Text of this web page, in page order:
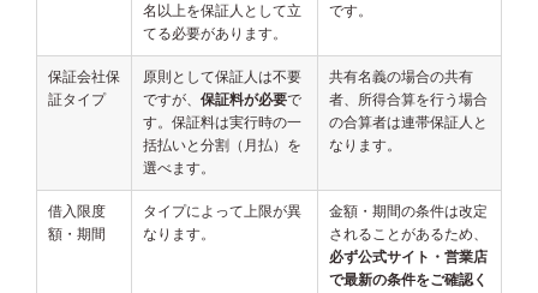
名以上を保証人として立
てる必要があります。
です。
保証会社保
証タイプ
原則として保証人は不要
ですが、 保証料が必要で
す。保証料は実行時の一
括払いと分割（月払）を
選べます。
共有名義の場合の共有
者、所得合算を行う場合
の合算者は連帯保証人と
なります。
借入限度
額・期間
タイプによって上限が異
なります。
金額・期間の条件は改定
されることがあるため、
必ず公式サイト・営業店
で最新の条件をご確認く